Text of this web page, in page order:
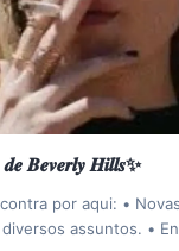
𝑩𝒆𝒗𝒆𝒓𝒍𝒚 𝑯𝒊𝒍𝒍𝒔✨
por aqui: •
assuntos. •